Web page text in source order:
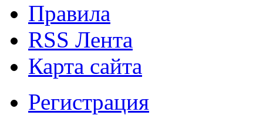
Правила
RSS Лента
Карта сайта
Регистрация